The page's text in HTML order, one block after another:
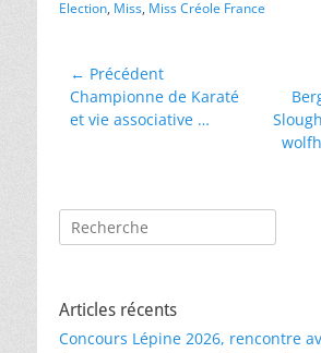
Election, Miss, Miss Créole France
Navigation
de
l’article
← Précédent
Article
précédent :
Championne de Karaté
et vie associative …
suivant :
Rechercher :
Articles récents
Concours Lépine 2026, rencontre